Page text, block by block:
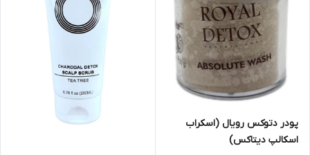
پودر دتوکس رویال (اسکراب
اسکالپ دیتاکس)